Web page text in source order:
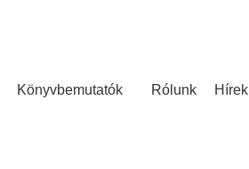
Könyvbemutatók Rólunk Hírek